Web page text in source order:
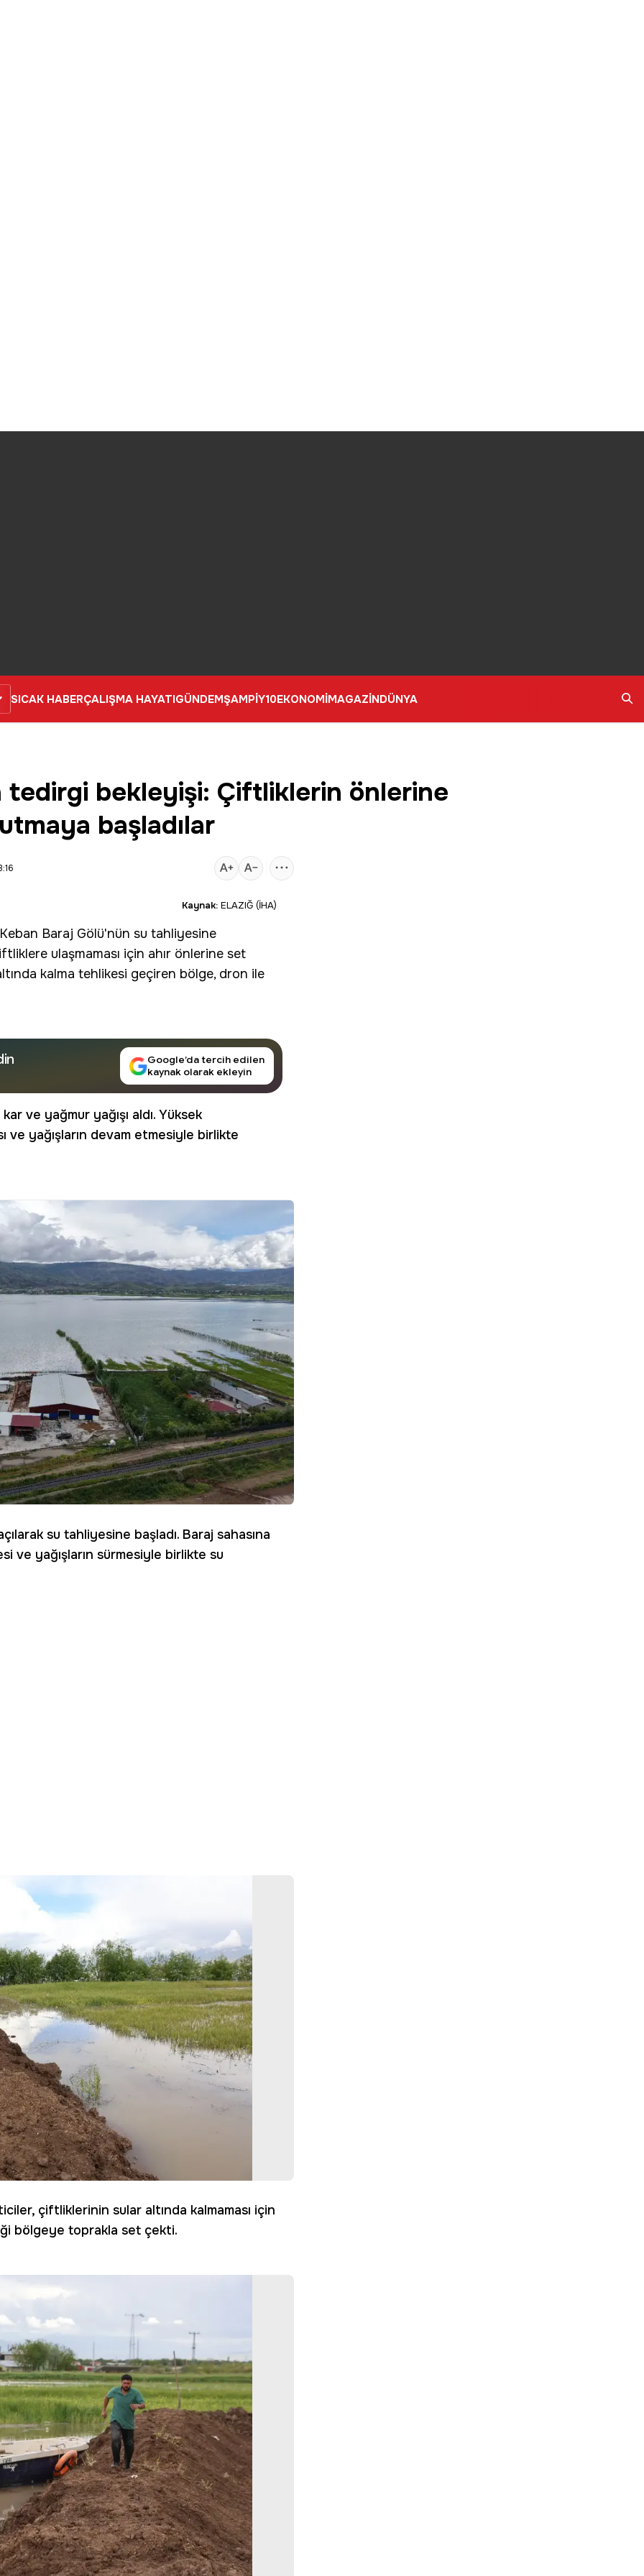
SICAK HABERÇALIŞMA HAYATIGÜNDEMŞAMPİY10EKONOMİMAGAZİNDÜNYA
tedirgi bekleyişi: Çiftliklerin önlerine
başladılar
Kaynak: ELAZIĞ (İHA)
Baraj Gölü'nün su tahliyesine
ulaşmaması için ahır önlerine set
kalma tehlikesi geçiren bölge, dron ile
Google’da tercih edilen
kaynak olarak ekleyin
ve yağmur yağışı aldı. Yüksek
ve yağışların devam etmesiyle birlikte
su tahliyesine başladı. Baraj sahasına
ve yağışların sürmesiyle birlikte su
çiftliklerinin sular altında kalmaması için
bölgeye toprakla set çekti.